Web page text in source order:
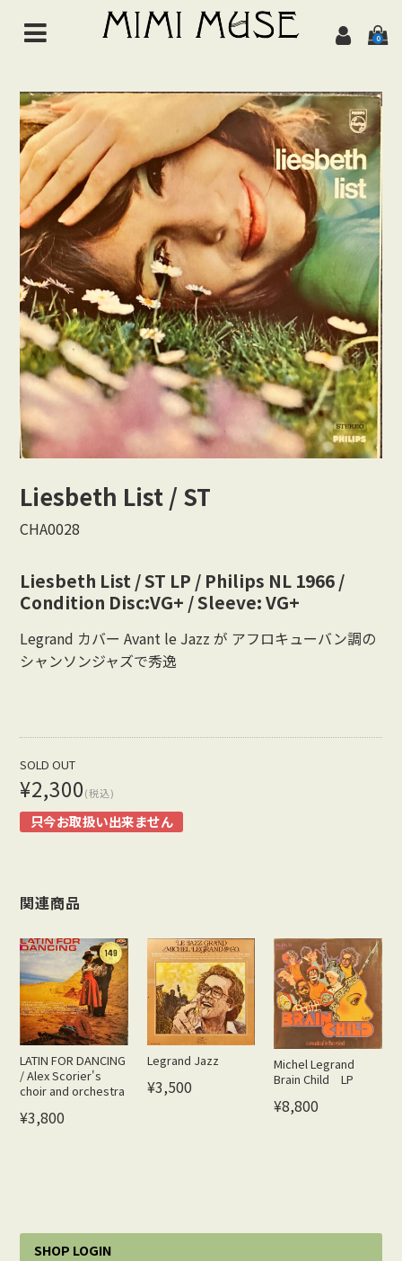
0
NEWS
ABOUT
ALL ITEMS
MUSIC
Chanson de jazz
Jazz
Brazil
Latin/World
Vocal
CONTACT
Liesbeth List / ST
CHA0028
Liesbeth List / ST LP / Philips NL 1966 /
Condition Disc:VG+ / Sleeve: VG+
Legrand カバー Avant le Jazz が アフロキューバン調の
シャンソンジャズで秀逸
SOLD OUT
¥2,300(税込)
只今お取扱い出来ません
関連商品
LATIN FOR DANCING
/ Alex Scorier's
choir and orchestra
¥3,800
Legrand Jazz
¥3,500
Michel Legrand
Brain Child LP
¥8,800
SHOP LOGIN